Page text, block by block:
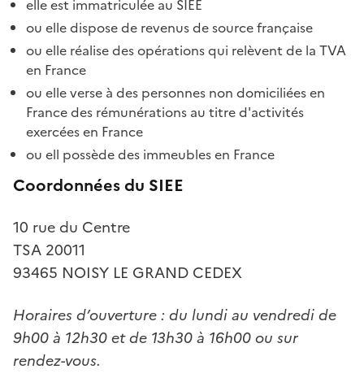
elle est immatriculée au SIEE
ou elle dispose de revenus de source française
ou elle réalise des opérations qui relèvent de la TVA
en France
ou elle verse à des personnes non domiciliées en
France des rémunérations au titre d'activités
exercées en France
ou ell possède des immeubles en France
Coordonnées du SIEE
10 rue du Centre
TSA 20011
93465 NOISY LE GRAND CEDEX
Horaires d’ouverture : du lundi au vendredi de
9h00 à 12h30 et de 13h30 à 16h00 ou sur
rendez-vous.